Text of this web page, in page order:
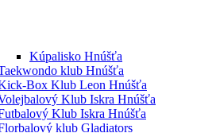
Kúpalisko Hnúšťa
klub Hnúšťa
Box Klub Leon Hnúšťa
Klub Iskra Hnúšťa
Klub Iskra Hnúšťa
klub Gladiators